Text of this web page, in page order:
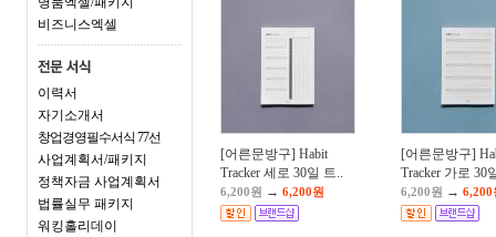
비즈니스엑셀
이력서
자기소개서
창업경영필수서식 77선
사업계획서/패키지
정책자금 사업계획서
법률실무 패키지
워킹홀리데이
[어른문방구] Habit
Tracker 세로 30일 트..
6,200원 → 6,200원
[어른문방구]
Tracker 가로 30
6,200원 → 6,200